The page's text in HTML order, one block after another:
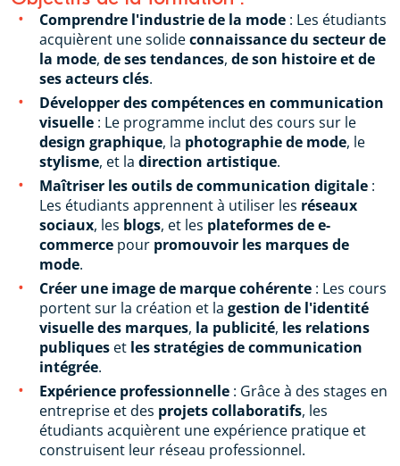
Comprendre l'industrie de la mode : Les étudiants
acquièrent une solideconnaissance du secteur de
la mode, de ses tendances, de son histoire et de
ses acteurs clés.
Développer des compétences en communication
visuelle : Le programme inclut des cours sur le
design graphique, la photographie de mode, le
stylisme, et la direction artistique.
Maîtriser les outils de communication digitale :
Les étudiants apprennent à utiliser les réseaux
sociaux, les blogs, et les plateformes de e-
commerce pour promouvoir les marques de
mode.
Créer une image de marque cohérente : Les cours
portent sur la création et la gestion de l'identité
visuelle des marques, la publicité, les relations
publiques et les stratégies de communication
intégrée.
Expérience professionnelle : Grâce à des stages en
entreprise et des projets collaboratifs, les
étudiants acquièrent une expérience pratique et
construisent leur réseau professionnel.